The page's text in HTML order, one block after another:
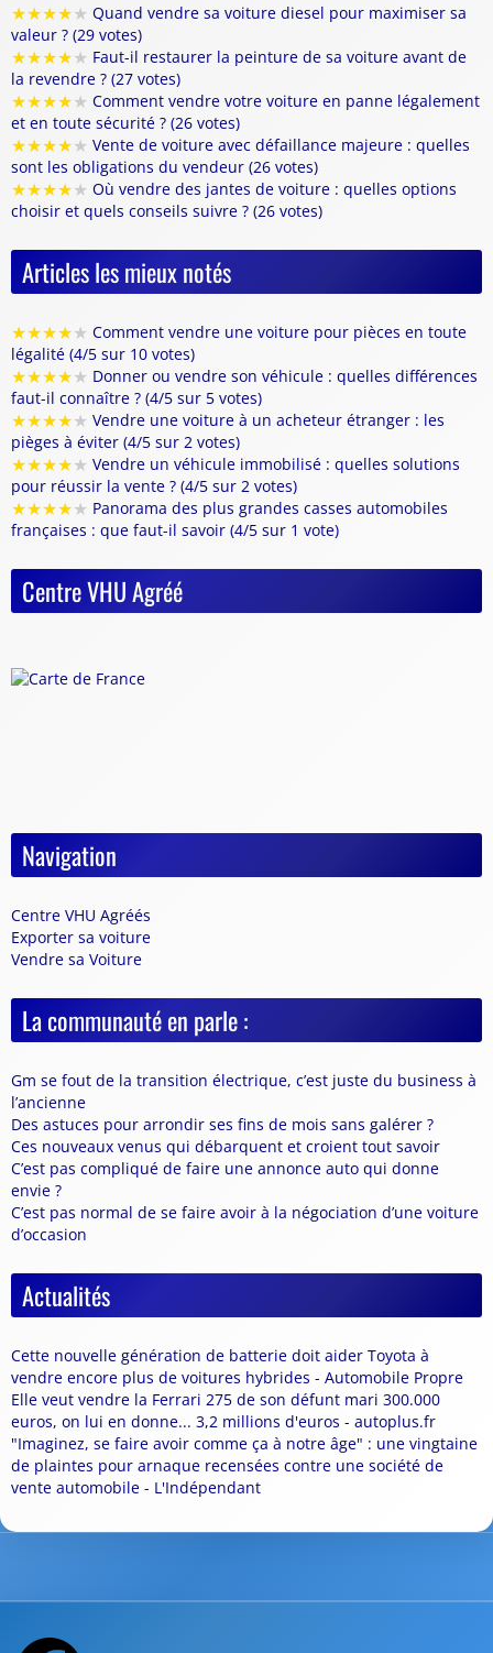
★★★★★ Quand vendre sa voiture diesel pour maximiser sa
valeur ? (29 votes)
★★★★★ Faut-il restaurer la peinture de sa voiture avant de
la revendre ? (27 votes)
★★★★★ Comment vendre votre voiture en panne légalement
et en toute sécurité ? (26 votes)
★★★★★ Vente de voiture avec défaillance majeure : quelles
sont les obligations du vendeur (26 votes)
★★★★★ Où vendre des jantes de voiture : quelles options
choisir et quels conseils suivre ? (26 votes)
Articles les mieux notés
★★★★★ Comment vendre une voiture pour pièces en toute
légalité (4/5 sur 10 votes)
★★★★★ Donner ou vendre son véhicule : quelles différences
faut-il connaître ? (4/5 sur 5 votes)
★★★★★ Vendre une voiture à un acheteur étranger : les
pièges à éviter (4/5 sur 2 votes)
★★★★★ Vendre un véhicule immobilisé : quelles solutions
pour réussir la vente ? (4/5 sur 2 votes)
★★★★★ Panorama des plus grandes casses automobiles
françaises : que faut-il savoir (4/5 sur 1 vote)
Centre VHU Agréé
Navigation
Centre VHU Agréés
Exporter sa voiture
Vendre sa Voiture
La communauté en parle :
Gm se fout de la transition électrique, c’est juste du business à
l’ancienne
Des astuces pour arrondir ses fins de mois sans galérer ?
Ces nouveaux venus qui débarquent et croient tout savoir
C’est pas compliqué de faire une annonce auto qui donne
envie ?
C’est pas normal de se faire avoir à la négociation d’une voiture
d’occasion
Actualités
Cette nouvelle génération de batterie doit aider Toyota à
vendre encore plus de voitures hybrides - Automobile Propre
Elle veut vendre la Ferrari 275 de son défunt mari 300.000
euros, on lui en donne... 3,2 millions d'euros - autoplus.fr
"Imaginez, se faire avoir comme ça à notre âge" : une vingtaine
de plaintes pour arnaque recensées contre une société de
vente automobile - L'Indépendant